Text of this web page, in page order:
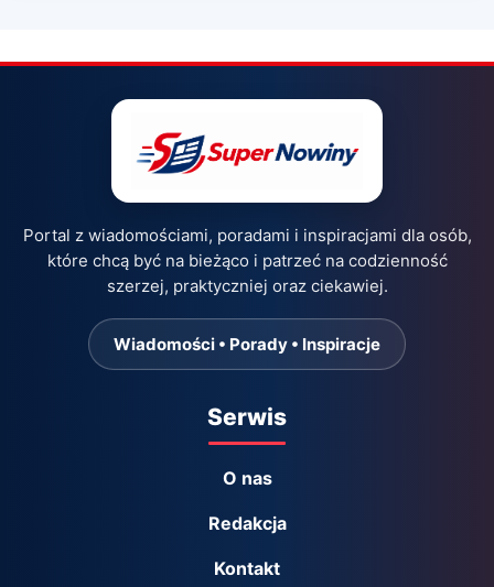
Portal z wiadomościami, poradami i inspiracjami dla osób,
które chcą być na bieżąco i patrzeć na codzienność
szerzej, praktyczniej oraz ciekawiej.
Wiadomości • Porady • Inspiracje
Serwis
O nas
Redakcja
Kontakt